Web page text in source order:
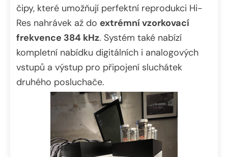
čipy, které umožňují perfektní reprodukci Hi-
Res nahrávek až do extrémní vzorkovací
frekvence 384 kHz. Systém také nabízí
kompletní nabídku digitálních i analogových
vstupů a výstup pro připojení sluchátek
druhého posluchače.